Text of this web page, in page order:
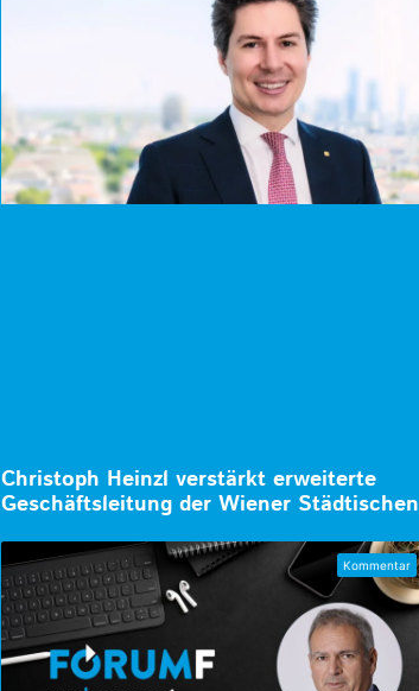
Christoph Heinzl verstärkt erweiterte
Geschäftsleitung der Wiener Städtischen